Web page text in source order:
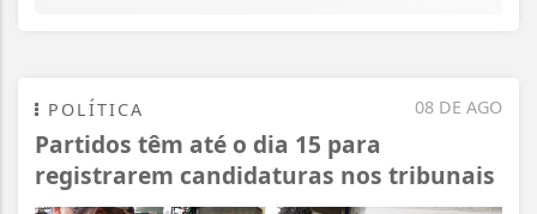
08 DE AGO
POLÍTICA
Partidos têm até o dia 15 para
registrarem candidaturas nos tribunais